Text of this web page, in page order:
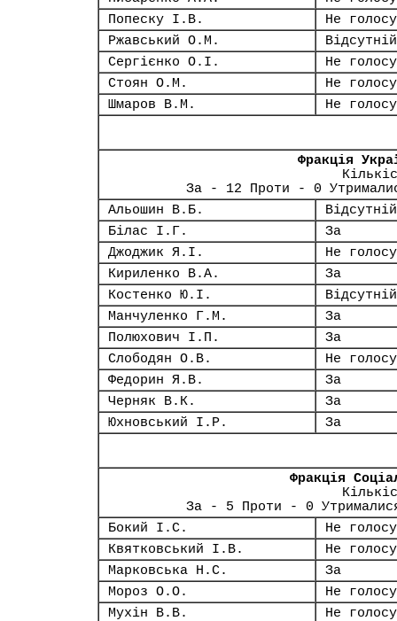
Попеску І.В.
Не
Ржавський О.М.
Відсутній
Сергієнко О.І.
Не
Стоян О.М.
Не
Шмаров В.М.
Не
Фракція
За - 12 Проти - 0
Альошин В.Б.
Відсутній
Білас І.Г.
За
Джоджик Я.І.
Не
Кириленко В.А.
За
Костенко Ю.І.
Відсутній
Манчуленко Г.М.
За
Полюхович І.П.
За
Слободян О.В.
Не
Федорин Я.В.
За
Черняк В.К.
За
Юхновський І.Р.
За
Фракція
За - 5 Проти - 0
Бокий І.С.
Не
Квятковський І.В.
Не
Марковська Н.С.
За
Мороз О.О.
Не
Мухін В.В.
Не